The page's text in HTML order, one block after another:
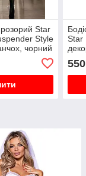
Star
Style
чорний
Star
550